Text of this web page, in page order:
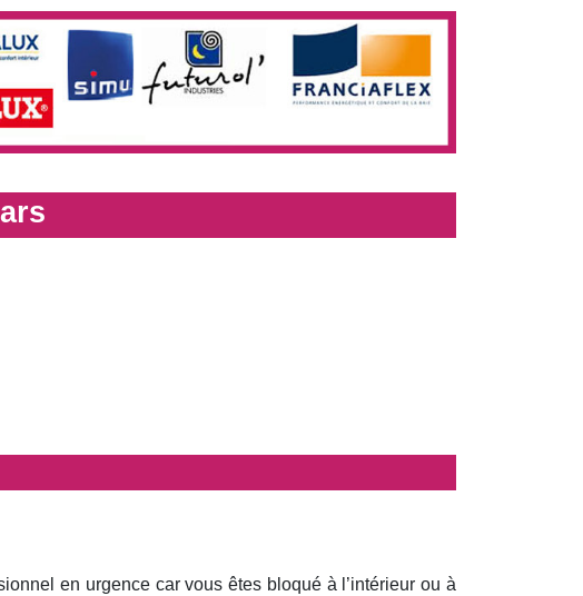
en urgence car vous êtes bloqué à l’intérieur ou à